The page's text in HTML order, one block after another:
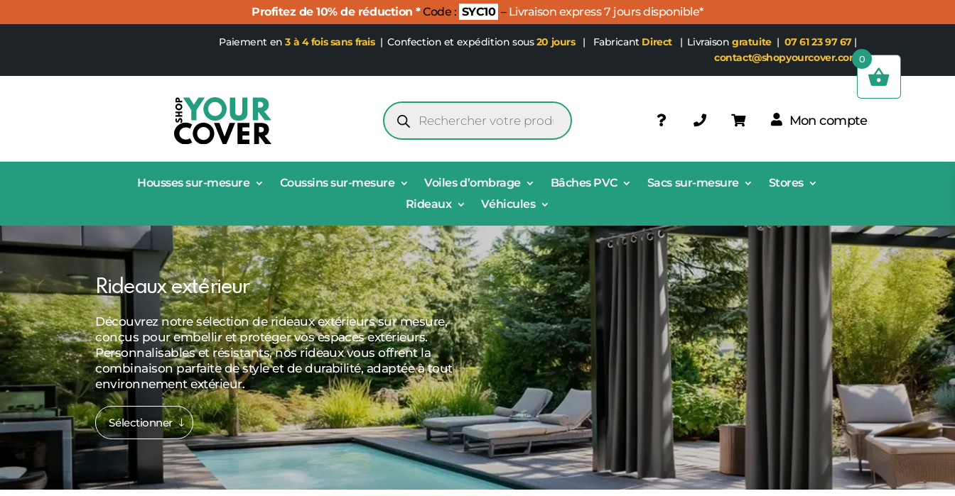
Profitez de 10% de réduction *Code : SYC10 – Livraison express 7 jours disponible*
Paiement en3 à 4 fois sans frais|Confection et expédition sous 20 jours | Fabricant Direct| Livraison gratuite| 07 61 23 97 67|
contact@shopyourcover.com
Recherche
de
produits
Mon compte
Housses sur-mesure Coussins sur-mesure Voiles d’ombrage Bâches PVC Sacs sur-mesure
Stores
Rideaux
Véhicules
Rideaux extérieur
Découvrez notre sélection de rideaux extérieurs sur mesure,
conçus pour embellir et protéger vos espaces extérieurs.
Personnalisables et résistants, nos rideaux vous offrent la
combinaison parfaite de style et de durabilité, adaptée à tout
environnement extérieur.
Sélectionner
0